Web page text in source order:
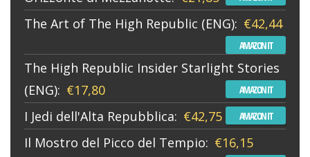
The Art of The High Republic (ENG): €42,44
AMAZON IT
The High Republic Insider Starlight Stories
(ENG): €17,80 AMAZON IT
I Jedi dell'Alta Repubblica: €42,75 AMAZON IT
Il Mostro del Picco del Tempio: €16,15